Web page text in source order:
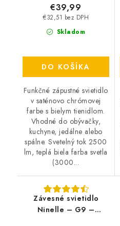
Skladom
€32,51 bez DPH
€39,99
DO KOŠÍKA
Funkčné zápustné svietidlo
v saténovo chrómovej
farbe s bielym tienidlom.
Vhodné do obývačky,
kuchyne, jedálne alebo
spálne. Svetelný tok 2500
lm, teplá biela farba svetla
(3000...
Závesné svietidlo
Ninelle – G9 –